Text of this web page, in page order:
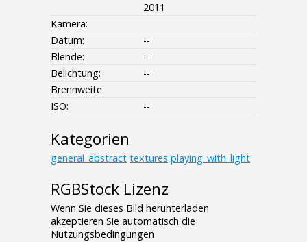
2011
Kamera:
Datum:
--
Blende:
--
Belichtung:
--
Brennweite:
ISO:
--
Kategorien
general_abstract textures playing_with_light
RGBStock Lizenz
Wenn Sie dieses Bild herunterladen
akzeptieren Sie automatisch die
Nutzungsbedingungen